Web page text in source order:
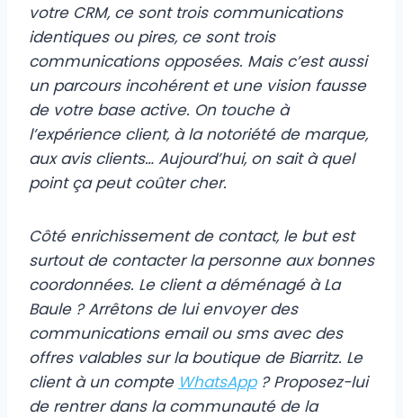
votre CRM, ce sont trois communications
identiques ou pires, ce sont trois
communications opposées. Mais c’est aussi
un parcours incohérent et une vision fausse
de votre base active. On touche à
l’expérience client, à la notoriété de marque,
aux avis clients… Aujourd’hui, on sait à quel
point ça peut coûter cher.
Côté enrichissement de contact, le but est
surtout de contacter la personne aux bonnes
coordonnées. Le client a déménagé à La
Baule ? Arrêtons de lui envoyer des
communications email ou sms avec des
offres valables sur la boutique de Biarritz. Le
client à un compte WhatsApp? Proposez-lui
de rentrer dans la communauté de la